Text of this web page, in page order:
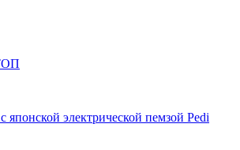
японской электрической пемзой Pedi